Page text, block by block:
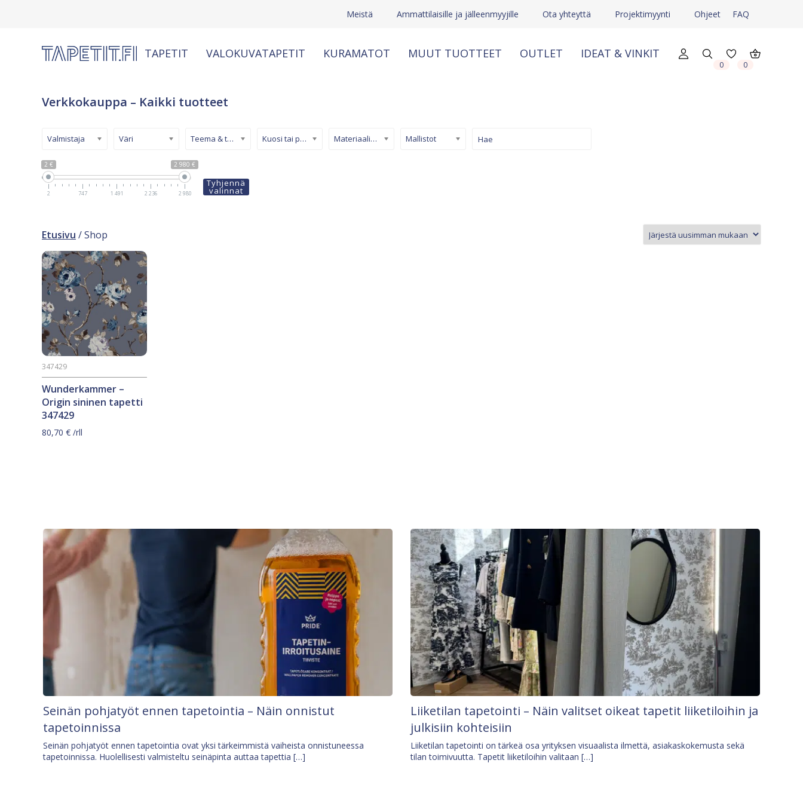
Meistä Ammattilaisille ja jälleenmyyjille Ota yhteyttä Projektimyynti Ohjeet FAQ
TAPETIT VALOKUVATAPETIT KURAMATOT MUUT TUOTTEET OUTLET IDEAT & VINKIT
0 0
Verkkokauppa – Kaikki tuotteet
2 € 2 980 €
2 747 1 491 2 236 2 980
Valmistaja Väri Teema & tyyli Kuosi tai pinta Materiaali/ tuotetyyppi Mallistot
Tyhjennä
valinnat
Etusivu / Shop
Wunderkammer –
Origin sininen tapetti
347429
347429
80,70 € /rll
Seinän pohjatyöt ennen tapetointia – Näin onnistut
tapetoinnissa
Seinän pohjatyöt ennen tapetointia ovat yksi tärkeimmistä vaiheista onnistuneessa
tapetoinnissa. Huolellisesti valmisteltu seinäpinta auttaa tapettia […]
Liiketilan tapetointi – Näin valitset oikeat tapetit liiketiloihin ja
julkisiin kohteisiin
Liiketilan tapetointi on tärkeä osa yrityksen visuaalista ilmettä, asiakaskokemusta sekä
tilan toimivuutta. Tapetit liiketiloihin valitaan […]